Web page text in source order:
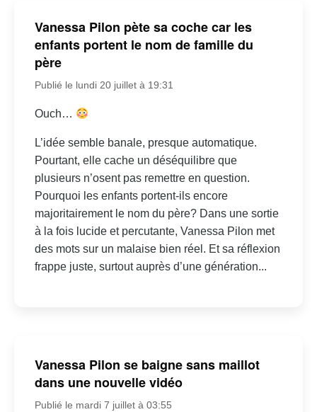
Vanessa Pilon pète sa coche car les
enfants portent le nom de famille du
père
Publié le lundi 20 juillet à 19:31
Ouch…
L’idée semble banale, presque automatique.
Pourtant, elle cache un déséquilibre que
plusieurs n’osent pas remettre en question.
Pourquoi les enfants portent-ils encore
majoritairement le nom du père? Dans une sortie
à la fois lucide et percutante, Vanessa Pilon met
des mots sur un malaise bien réel. Et sa réflexion
frappe juste, surtout auprès d’une génération...
Vanessa Pilon se baigne sans maillot
dans une nouvelle vidéo
Publié le mardi 7 juillet à 03:55